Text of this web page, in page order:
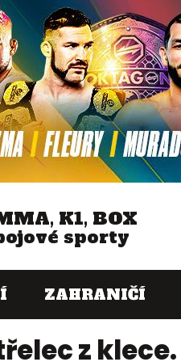
K1, BOX
sporty
ZAHRANIČÍ
z